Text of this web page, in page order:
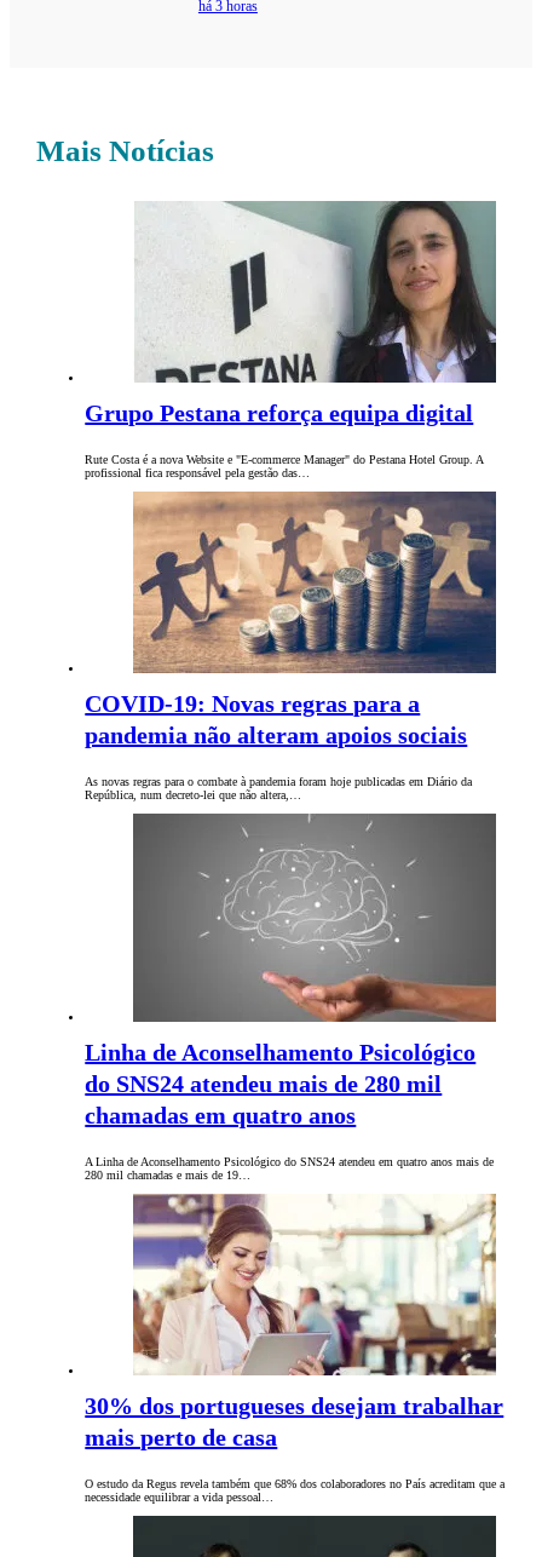
há 3 horas
Mais Notícias
Grupo Pestana reforça equipa digital
Rute Costa é a nova Website e "E-commerce Manager" do Pestana Hotel Group. A
profissional fica responsável pela gestão das…
COVID-19: Novas regras para a
pandemia não alteram apoios sociais
As novas regras para o combate à pandemia foram hoje publicadas em Diário da
República, num decreto-lei que não altera,…
Linha de Aconselhamento Psicológico
do SNS24 atendeu mais de 280 mil
chamadas em quatro anos
A Linha de Aconselhamento Psicológico do SNS24 atendeu em quatro anos mais de
280 mil chamadas e mais de 19…
30% dos portugueses desejam trabalhar
mais perto de casa
O estudo da Regus revela também que 68% dos colaboradores no País acreditam que a
necessidade equilibrar a vida pessoal…